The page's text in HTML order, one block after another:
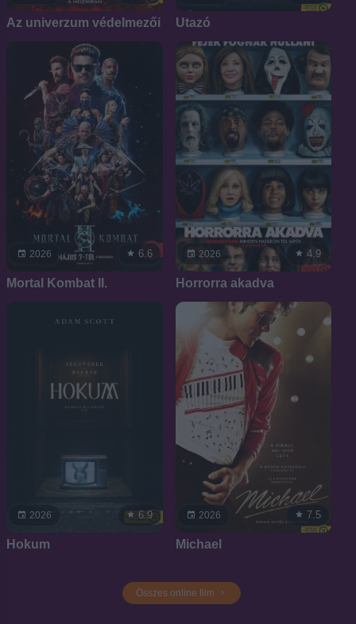
Az univerzum védelmezői Utazó
2026 6.6
Mortal Kombat II.
2026 4.9
Horrorra akadva
2026 6.9
Hokum
2026 7.5
Michael
Összes online film